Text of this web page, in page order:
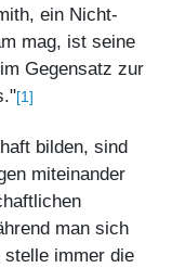
ein Nicht-
mag, ist seine
Gegensatz zur
[1]
bilden, sind
miteinander
man sich
immer die